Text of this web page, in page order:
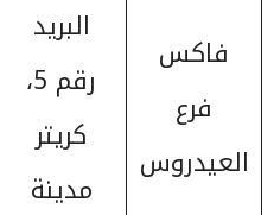
فاكس
فرع
العيدروس
البريد
رقم 5،
كريتر
مدينة